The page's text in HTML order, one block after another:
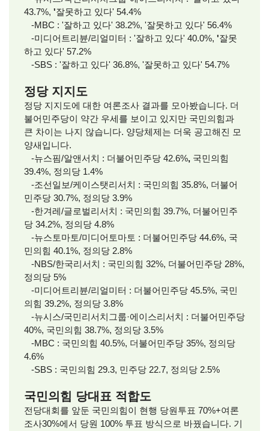
43.7%, '잘못하고 있다' 54.4%
-MBC : '잘하고 있다' 38.2%, '잘못하고 있다' 56.4%
-미디어트리뷴/리얼미터 : '잘하고 있다' 40.0%, '잘못
하고 있다' 57.2%
-SBS : '잘하고 있다' 36.8%, '잘못하고 있다' 54.7%
정당 지지도
정당 지지도에 대한 여론조사 결과를 모아봤습니다. 더
불어민주당이 약간 우세를 보이고 있지만 국민의힘과
큰 차이는 나지 않습니다. 양당체제는 더욱 공고해진 모
양새입니다.
-뉴스핌/알앤서치 : 더불어민주당 42.6%, 국민의힘
39.4%, 정의당 1.4%
-조선일보/케이스탯리서치 : 국민의힘 35.8%, 더불어
민주당 30.7%, 정의당 3.9%
-한겨레/글로벌리서치 : 국민의힘 39.7%, 더불어민주
당 34.2%, 정의당 4.8%
-뉴스토마토/미디어토마토 : 더불어민주당 44.6%, 국
민의힘 40.1%, 정의당 2.8%
-NBS/한국리서치 : 국민의힘 32%, 더불어민주당 28%,
정의당 5%
-미디어트리뷴/리얼미터 : 더불어민주당 45.5%, 국민
의힘 39.2%, 정의당 3.8%
-뉴시스/국민리서치그룹·에이스리서치 : 더불어민주당
40%, 국민의힘 38.7%, 정의당 3.5%
-MBC : 국민의힘 40.5%, 더불어민주당 35%, 정의당
4.6%
-SBS : 국민의힘 29.3, 민주당 22.7, 정의당 2.5%
국민의힘 당대표 적합도
전당대회를 앞둔 국민의힘이 현행 당원투표 70%+여론
조사30%에서 당원 100% 투표 방식으로 바꿨습니다. 기